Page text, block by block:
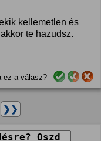
kellemetlen és
te hazudsz.
ez a válasz?
❯❯